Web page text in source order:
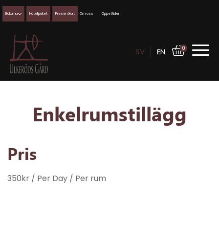
0
Boka nu Hotellpaket Presentkort Om oss Öppettider
SV EN
Enkelrumstillägg
Pris
350kr / Per Day / Per rum